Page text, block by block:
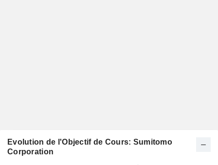
Evolution de l'Objectif de Cours: Sumitomo
Corporation